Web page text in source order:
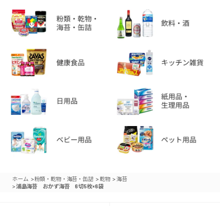
ホーム >粉類・乾物・海苔・缶詰 >乾物 >海苔
>浦島海苔 おかず海苔 6切5枚×6袋